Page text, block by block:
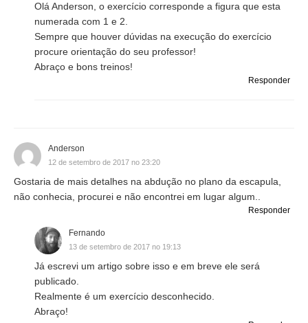
Olá Anderson, o exercício corresponde a figura que esta
numerada com 1 e 2.
Sempre que houver dúvidas na execução do exercício
procure orientação do seu professor!
Abraço e bons treinos!
Responder
Anderson
12 de setembro de 2017 no 23:20
Gostaria de mais detalhes na abdução no plano da escapula,
não conhecia, procurei e não encontrei em lugar algum..
Responder
Fernando
13 de setembro de 2017 no 19:13
Já escrevi um artigo sobre isso e em breve ele será
publicado.
Realmente é um exercício desconhecido.
Abraço!